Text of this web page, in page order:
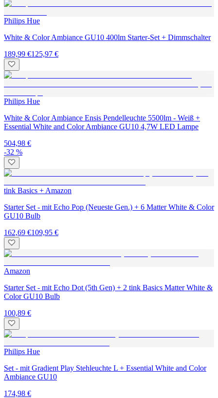
Philips Hue
White & Color Ambiance GU10 400lm Starter-Set + Dimmschalter
189,99 €125,97 €
Philips Hue
White & Color Ambiance Ensis Pendelleuchte 5500lm - Weiß +
Essential White and Color Ambiance GU10 4,7W LED Lampe
504,98 €
-32 %
tink Basics + Amazon
Starter Set - mit Echo Pop (Neueste Gen.) + 6 Matter White & Color
GU10 Bulb
162,69 €109,95 €
Amazon
Starter Set - mit Echo Dot (5th Gen) + 2 tink Basics Matter White &
Color GU10 Bulb
100,89 €
Philips Hue
Set - mit Gradient Play Stehleuchte L + Essential White and Color
Ambiance GU10
174,98 €